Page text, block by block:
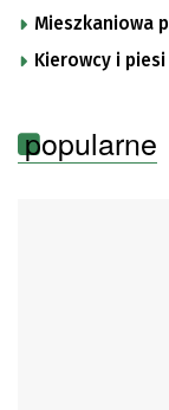
Mieszkaniowa
Kierowcy i
popularne